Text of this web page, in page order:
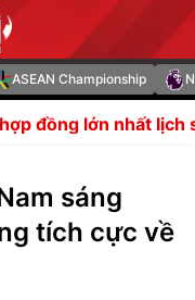
ASEAN Championship
sử Ngoại hạng Anh
sáng
tích cực về